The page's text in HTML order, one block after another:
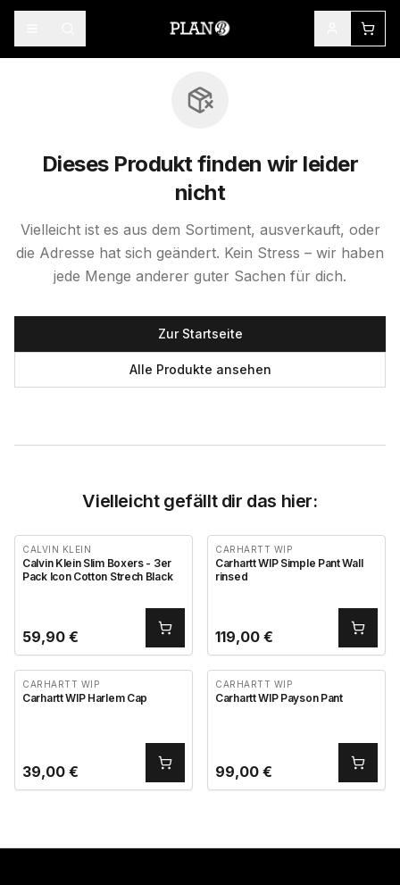
Dieses Produkt finden wir leider
nicht
Vielleicht ist es aus dem Sortiment, ausverkauft, oder
die Adresse hat sich geändert. Kein Stress – wir haben
jede Menge anderer guter Sachen für dich.
Zur Startseite
Alle Produkte ansehen
Vielleicht gefällt dir das hier:
CALVIN KLEIN
Calvin Klein Slim Boxers - 3er
Pack Icon Cotton Strech Black
59,90 €
CARHARTT WIP
Carhartt WIP Simple Pant Wall
rinsed
119,00 €
CARHARTT WIP
Carhartt WIP Harlem Cap
39,00 €
CARHARTT WIP
Carhartt WIP Payson Pant
99,00 €